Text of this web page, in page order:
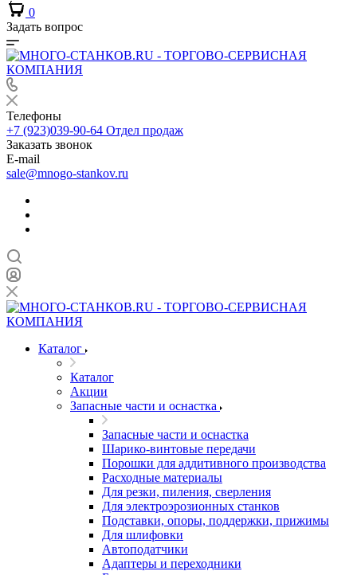
0
Задать вопрос
Телефоны
+7 (923)039-90-64 Отдел продаж
Заказать звонок
E-mail
sale@mnogo-stankov.ru
Каталог
Каталог
Акции
Запасные части и оснастка
Запасные части и оснастка
Шарико-винтовые передачи
Порошки для аддитивного производства
Расходные материалы
Для резки, пиления, сверления
Для электроэрозионных станков
Подставки, опоры, поддержки, прижимы
Для шлифовки
Автоподатчики
Адаптеры и переходники